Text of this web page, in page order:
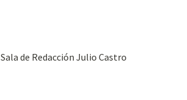
Sala de Redacción Julio Castro